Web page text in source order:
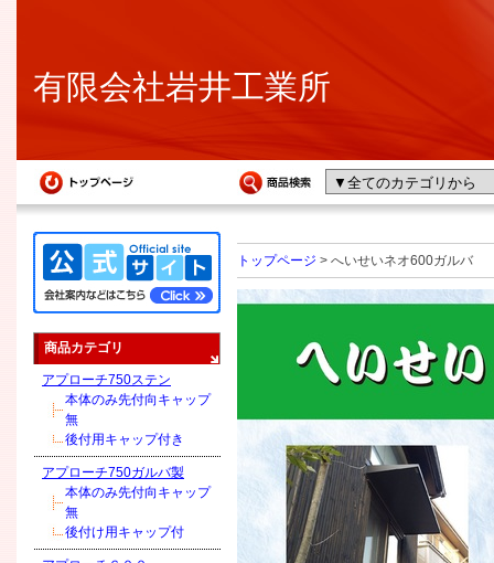
有限会社岩井工業所
商品カテゴリ
アプローチ750ステン
本体のみ先付向キャップ
無
後付用キャップ付き
アプローチ750ガルバ製
本体のみ先付向キャップ
無
後付け用キャップ付
トップページ > へいせいネオ600ガルバ